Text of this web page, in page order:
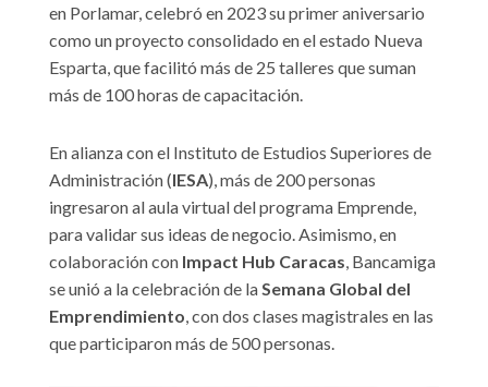
en Porlamar, celebró en 2023 su primer aniversario
como un proyecto consolidado en el estado Nueva
Esparta, que facilitó más de 25 talleres que suman
más de 100 horas de capacitación.
En alianza con el Instituto de Estudios Superiores de
Administración (IESA), más de 200 personas
ingresaron al aula virtual del programa Emprende,
para validar sus ideas de negocio. Asimismo, en
colaboración con Impact Hub Caracas , Bancamiga
se unió a la celebración de la Semana Global del
Emprendimiento , con dos clases magistrales en las
que participaron más de 500 personas.